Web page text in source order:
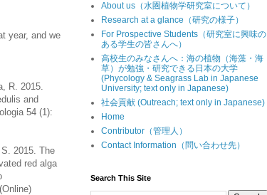
year, and we
R. 2015.
and
54 (1):
2015. The
red alga
About us（水圏植物学研究室について）
Research at a glance（研究の様子）
For Prospective Students（研究室に興味の
ある学生の皆さんへ）
高校生のみなさんへ：海の植物（海藻・海
草）が勉強・研究できる日本の大学
(Phycology & Seagrass Lab in Japanese
University; text only in Japanese)
社会貢献 (Outreach; text only in Japanese)
Home
Contributor（管理人）
Contact Information（問い合わせ先）
Search This Site